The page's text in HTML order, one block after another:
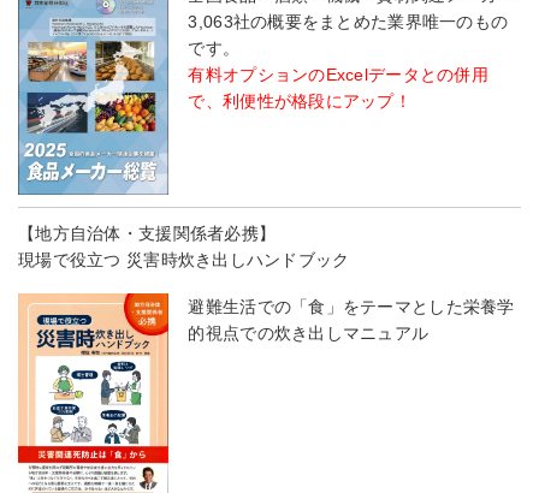
3,063社の概要をまとめた業界唯一のもの
です。
有料オプションのExcelデータとの併用
で、利便性が格段にアップ！
【地方自治体・支援関係者必携】
現場で役立つ 災害時炊き出しハンドブック
避難生活での「食」をテーマとした栄養学
的視点での炊き出しマニュアル